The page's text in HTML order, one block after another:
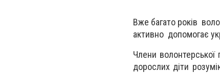
Вже багато років
активно допомогає
Члени волонтерської
дорослих діти